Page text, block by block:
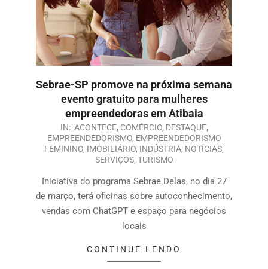
Sebrae-SP promove na próxima semana
evento gratuito para mulheres
empreendedoras em Atibaia
IN: ACONTECE, COMÉRCIO, DESTAQUE,
EMPREENDEDORISMO, EMPREENDEDORISMO
FEMININO, IMOBILIÁRIO, INDÚSTRIA, NOTÍCIAS,
SERVIÇOS, TURISMO
Iniciativa do programa Sebrae Delas, no dia 27
de março, terá oficinas sobre autoconhecimento,
vendas com ChatGPT e espaço para negócios
locais
CONTINUE LENDO